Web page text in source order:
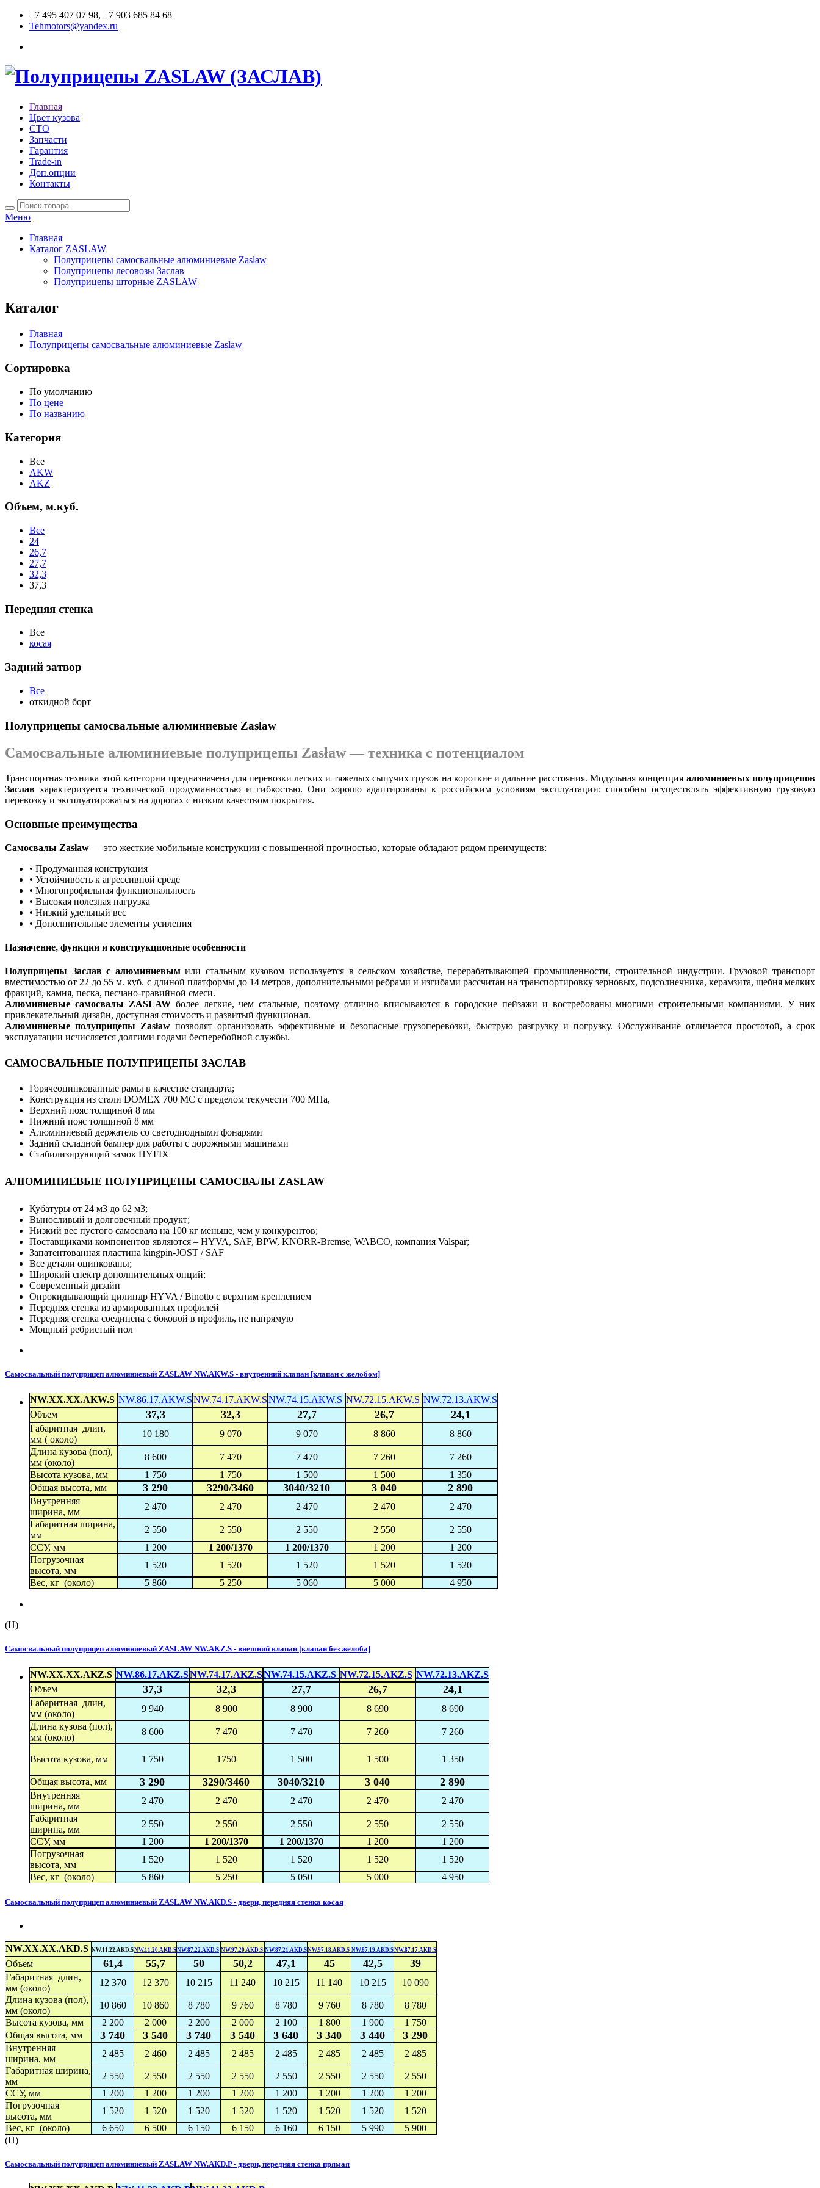
+7 495 407 07 98, +7 903 685 84 68
Tehmotors@yandex.ru
Главная
Цвет кузова
СТО
Запчасти
Гарантия
Trade-in
Доп.опции
Контакты
Меню
Главная
Каталог ZASLAW
Полуприцепы самосвальные алюминиевые Zaslaw
Полуприцепы лесовозы Заслав
Полуприцепы шторные ZASLAW
Каталог
Главная
Полуприцепы самосвальные алюминиевые Zaslaw
Сортировка
По умолчанию
По цене
По названию
Категория
Все
AKW
AKZ
Объем, м.куб.
Все
24
26,7
27,7
32,3
37,3
Передняя стенка
Все
косая
Задний затвор
Все
откидной борт
Полуприцепы самосвальные алюминиевые Zaslaw
Самосвальные алюминиевые полуприцепы Zasław — техника с потенциалом
Транспортная техника этой категории предназначена для перевозки легких и тяжелых сыпучих грузов на короткие и дальние расстояния. Модульная концепция алюминиевых полуприцепов
Заслав характеризуется технической продуманностью и гибкостью. Они хорошо адаптированы к российским условиям эксплуатации: способны осуществлять эффективную грузовую
перевозку и эксплуатироваться на дорогах с низким качеством покрытия.
Основные преимущества
Самосвалы Zasław — это жесткие мобильные конструкции с повышенной прочностью, которые обладают рядом преимуществ:
• Продуманная конструкция
• Устойчивость к агрессивной среде
• Многопрофильная функциональность
• Высокая полезная нагрузка
• Низкий удельный вес
• Дополнительные элементы усиления
Назначение, функции и конструкционные особенности
Полуприцепы Заслав с алюминиевымили стальным кузовом используется в сельском хозяйстве, перерабатывающей промышленности, строительной индустрии. Грузовой транспорт
вместимостью от 22 до 55 м. куб. с длиной платформы до 14 метров, дополнительными ребрами и изгибами рассчитан на транспортировку зерновых, подсолнечника, керамзита, щебня мелких
фракций, камня, песка, песчано-гравийной смеси.
Алюминиевые самосвалы ZASLAWболее легкие, чем стальные, поэтому отлично вписываются в городские пейзажи и востребованы многими строительными компаниями. У них
привлекательный дизайн, доступная стоимость и развитый функционал.
Алюминиевые полуприцепы Zasław позволят организовать эффективные и безопасные грузоперевозки, быструю разгрузку и погрузку. Обслуживание отличается простотой, а срок
эксплуатации исчисляется долгими годами бесперебойной службы.
САМОСВАЛЬНЫЕ ПОЛУПРИЦЕПЫ ЗАСЛАВ
Горячеоцинкованные рамы в качестве стандарта;
Конструкция из стали DOMEX 700 MC с пределом текучести 700 МПа,
Верхний пояс толщиной 8 мм
Нижний пояс толщиной 8 мм
Алюминиевый держатель со светодиодными фонарями
Задний складной бампер для работы с дорожными машинами
Стабилизирующий замок HYFIX
АЛЮМИНИЕВЫЕ ПОЛУПРИЦЕПЫ САМОСВАЛЫ ZASLAW
Кубатуры от 24 м3 до 62 м3;
Выносливый и долговечный продукт;
Низкий вес пустого самосвала на 100 кг меньше, чем у конкурентов;
Поставщиками компонентов являются – HYVA, SAF, BPW, KNORR-Bremse, WABCO, компания Valspar;
Запатентованная пластина kingpin-JOST / SAF
Все детали оцинкованы;
Широкий спектр дополнительных опций;
Современный дизайн
Опрокидывающий цилиндр HYVA / Binotto с верхним креплением
Передняя стенка из армированных профилей
Передняя стенка соединена с боковой в профиль, не напрямую
Мощный ребристый пол
Самосвальный полуприцеп алюминиевый ZASLAW NW.AKW.S - внутренний клапан [клапан с желобом]
NW.XX.XX.AKW.S NW.86.17.AKW.SNW.74.17.AKW.SNW.74.15.AKW.S NW.72.15.AKW.S NW.72.13.AKW.S
Объем
37,3 32,3 27,7 26,7 24,1
Габаритная длин,
мм ( около)
10 180 9 070 9 070 8 860
8 860
Длина кузова (пол),
мм (около)
8 600 7 470 7 470 7 260
7 260
Высота кузова, мм
1 750 1 750 1 500 1 500
1 350
Общая высота, мм
3 290 3290/3460 3040/3210 3 040 2 890
Внутренняя
ширина, мм
2 470 2 470 2 470 2 470
2 470
Габаритная ширина,
мм
2 550 2 550 2 550 2 550
2 550
ССУ, мм
1 200 1 200/1370 1 200/1370 1 200
1 200
Погрузочная
высота, мм
1 520 1 520 1 520 1 520
1 520
Вес, кг (около)
5 860 5 250 5 060 5 000 4 950
(H)
Самосвальный полуприцеп алюминиевый ZASLAW NW.AKZ.S - внешний клапан [клапан без желоба]
NW.XX.XX.AKZ.S NW.86.17.AKZ.SNW.74.17.AKZ.SNW.74.15.AKZ.S NW.72.15.AKZ.S NW.72.13.AKZ.S
Объем
37,3 32,3 27,7 26,7 24,1
Габаритная длин,
мм (около)
9 940 8 900 8 900 8 690
8 690
Длина кузова (пол),
мм (около)
8 600 7 470 7 470 7 260 7 260
Высота кузова, мм 1 750 1750 1 500 1 500 1 350
Общая высота, мм 3 290 3290/3460 3040/3210 3 040 2 890
Внутренняя
ширина, мм
2 470 2 470 2 470 2 470
2 470
Габаритная
ширина, мм
2 550 2 550 2 550 2 550
2 550
ССУ, мм
1 200 1 200/1370 1 200/1370 1 200
1 200
Погрузочная
высота, мм
1 520 1 520 1 520 1 520
1 520
Вес, кг (около)
5 860 5 250 5 050 5 000 4 950
Самосвальный полуприцеп алюминиевый ZASLAW NW.AKD.S - двери, передняя стенка косая
NW.XX.XX.AKD.S NW.11.22.AKD.SNW.11.20.AKD.SNW.87.22.AKD.S NW.97.20.AKD.S NW.87.21.AKD.SNW.97.18.AKD.S NW.87.19.AKD.SNW.87.17.AKD.S
Объем 61,4 55,7 50 50,2 47,1 45 42,5 39
Габаритная длин,
мм (около)
12 370 12 370 10 215 11 240 10 215 11 140 10 215
10 090
Длина кузова (пол),
мм (около)
10 860 10 860 8 780 9 760 8 780 9 760 8 780
8 780
Высота кузова, мм
2 200 2 000 2 200 2 000 2 100 1 800 1 900
1 750
Общая высота, мм
3 740 3 540 3 740 3 540 3 640 3 340 3 440 3 290
Внутренняя
ширина, мм
2 485 2 460 2 485 2 485 2 485 2 485 2 485
2 485
Габаритная ширина,
мм
2 550 2 550 2 550 2 550 2 550 2 550 2 550
2 550
ССУ, мм
1 200 1 200 1 200 1 200 1 200 1 200 1 200
1 200
Погрузочная
высота, мм
1 520 1 520 1 520 1 520 1 520 1 520 1 520
1 520
Вес, кг (около)
6 650 6 500 6 150 6 150 6 160 6 150 5 990
5 900
(H)
Самосвальный полуприцеп алюминиевый ZASLAW NW.AKD.P - двери, передняя стенка прямая